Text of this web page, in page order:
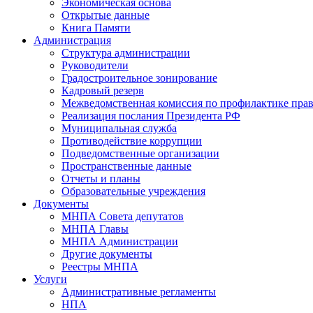
Экономическая основа
Открытые данные
Книга Памяти
Администрация
Структура администрации
Руководители
Градостроительное зонирование
Кадровый резерв
Межведомственная комиссия по профилактике
Реализация послания Президента РФ
Муниципальная служба
Противодействие коррупции
Подведомственные организации
Пространственные данные
Отчеты и планы
Образовательные учреждения
Документы
МНПА Совета депутатов
МНПА Главы
МНПА Администрации
Другие документы
Реестры МНПА
Услуги
Административные регламенты
НПА